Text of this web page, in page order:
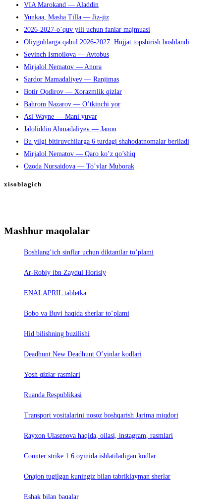
VIA Marokand — Aladdin
Yunkaa, Masha Tilla — Jiz-jiz
2026-2027-o’quv yili uchun fanlar majmuasi
Oliygohlarga qabul 2026-2027: Hujjat topshirish boshlandi
Sevinch Ismoilova — Avtobus
Mirjalol Nematov — Anora
Sardor Mamadaliyev — Ranjimas
Botir Qodirov — Xorazmlik qizlar
Bahrom Nazarov — O’tkinchi yor
Asl Wayne — Mani yuvar
Jaloliddin Ahmadaliyev — Janon
Bu yilgi bitiruvchilarga 6 turdagi shahodatnomalar beriladi
Mirjalol Nematov — Qaro ko’z qo’shiq
Ozoda Nursaidova — To’ylar Muborak
xisoblagich
Mashhur maqolalar
Boshlang’ich sinflar uchun diktantlar to’plami
Ar-Robiy ibn Zaydul Horisiy
ENALAPRIL tabletka
Bobo va Buvi haqida sherlar to‘plami
Hid bilishning buzilishi
Deadhunt New Deadhunt O’yinlar kodlari
Yosh qizlar rasmlari
Ruanda Respublikasi
Trаnsport vositаlаrini nosoz boshqаrish Jаrimа miqdori
Rayxon Ulasenova haqida, oilasi, instagram, rasmlari
Counter strike 1.6 oyinida ishlatiladigan kodlar
Onajon tugilgan kuningiz bilan tabriklayman sherlar
Eshak bilan baqalar